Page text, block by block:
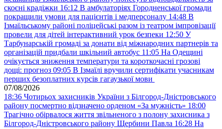
скоєні крадіжки 16:12 В амбулаторіях Городненської громади
покращили умови для пацієнтів і медперсоналу 14:48 В
Ізмаїльському районі поліцейські разом із театром імпровізації
провели для дітей інтерактивний урок безпеки 12:50 У
Тарбунарській громаді за донати від міжнародних партнерів та
організацій придбали шкільний автобус 11:05 На Одещині
очікується зниження температури та короткочасні грозові
дощі: прогноз 09:05 В Ізмаїлі вручили сертифікати учасникам
перших безоплатних курсів гагаузької мови
07/08/2026
18:36 Чотирьох захисників України з Білгород-Дністровського
району посмертно відзначено орденом «За мужність» 18:00
Трагічно обірвалося життя звільненого з полону захисника з
Білгород-Дністровського району Щербини Павла 16:28 На